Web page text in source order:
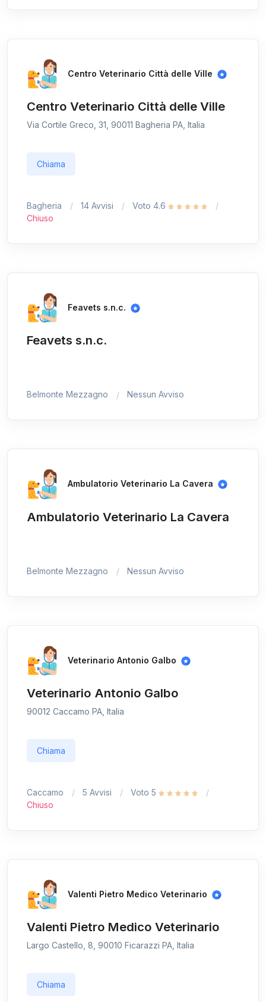
Centro Veterinario Città delle Ville
Centro Veterinario Città delle Ville
Via Cortile Greco, 31, 90011 Bagheria PA, Italia
Chiama
Bagheria 14 Avvisi
Voto 4.6
Chiuso
Feavets s.n.c.
Feavets s.n.c.
Belmonte Mezzagno Nessun Avviso
Ambulatorio Veterinario La Cavera
Ambulatorio Veterinario La Cavera
Belmonte Mezzagno Nessun Avviso
Veterinario Antonio Galbo
Veterinario Antonio Galbo
90012 Caccamo PA, Italia
Chiama
Caccamo 5 Avvisi
Voto 5
Chiuso
Valenti Pietro Medico Veterinario
Valenti Pietro Medico Veterinario
Largo Castello, 8, 90010 Ficarazzi PA, Italia
Chiama